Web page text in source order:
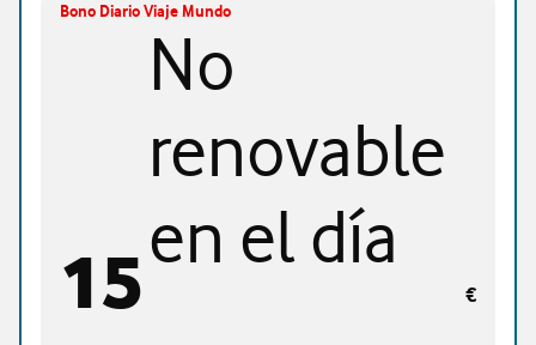
Bono Diario Viaje Mundo
15 €
No
renovable
en el día